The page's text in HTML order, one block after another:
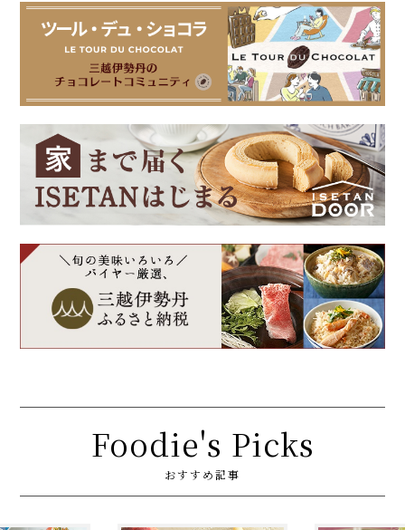
Foodie's Picks
おすすめ記事